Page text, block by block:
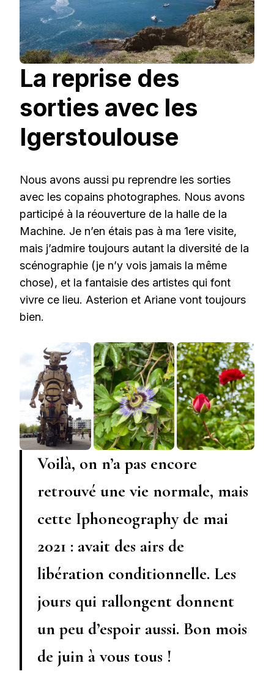
La reprise des
sorties avec les
Igerstoulouse
Nous avons aussi pu reprendre les sorties
avec les copains photographes. Nous avons
participé à la réouverture de la halle de la
Machine. Je n’en étais pas à ma 1ere visite,
mais j’admire toujours autant la diversité de la
scénographie (je n’y vois jamais la même
chose), et la fantaisie des artistes qui font
vivre ce lieu. Asterion et Ariane vont toujours
bien.
Voilà, on n’a pas encore
retrouvé une vie normale, mais
cette Iphoneography de mai
2021 : avait des airs de
libération conditionnelle. Les
jours qui rallongent donnent
un peu d’espoir aussi. Bon mois
de juin à vous tous !